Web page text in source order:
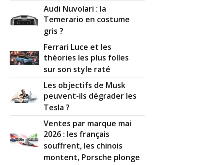
Audi Nuvolari : la
Temerario en costume
gris ?
Ferrari Luce et les
théories les plus folles
sur son style raté
Les objectifs de Musk
peuvent-ils dégrader les
Tesla ?
Ventes par marque mai
2026 : les français
souffrent, les chinois
montent, Porsche plonge